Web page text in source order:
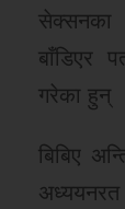
सेक्सनका
बाँडिएर
गरेका हुन्
बिबिए
अध्ययनरत